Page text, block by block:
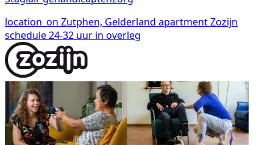
location_on Zutphen, Gelderland apartmentZozijn
schedule24-32 uur in overleg